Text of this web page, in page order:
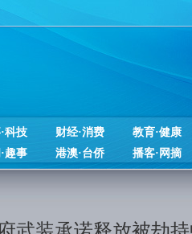
科技 财经·消费
教育·健康
趣事 港澳·台侨 播客·网摘